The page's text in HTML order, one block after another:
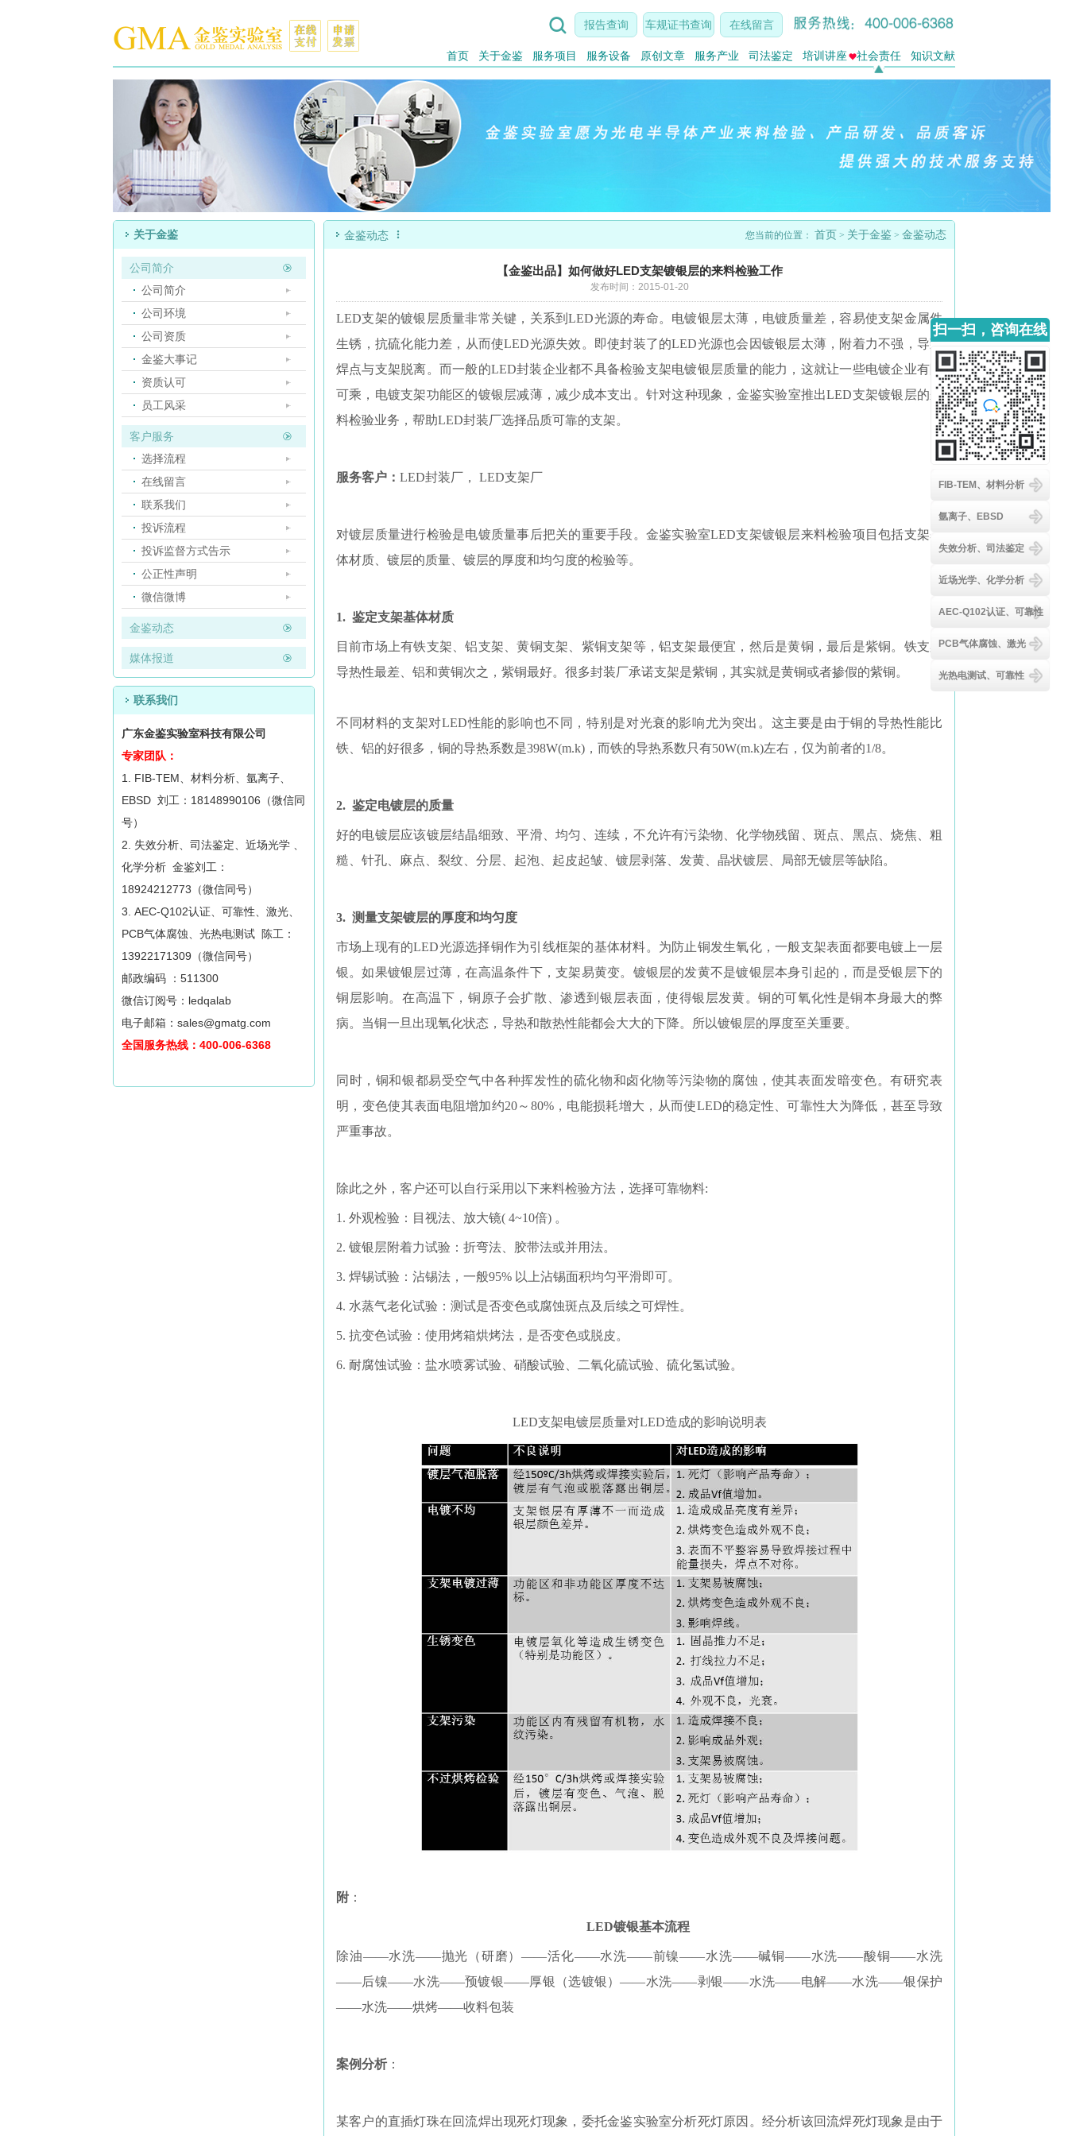
在线留言
车规证书查询
报告查询

首页 关于金鉴 服务项目 服务设备 原创文章 服务产业 司法鉴定 培训讲座 社会责任 知识文献
关于金鉴
公司简介
公司简介
公司环境
公司资质
金鉴大事记
资质认可
员工风采
客户服务
选择流程
在线留言
联系我们
投诉流程
投诉监督方式告示
公正性声明
微信微博
金鉴动态
媒体报道
联系我们
广东金鉴实验室科技有限公司
专家团队：
1. FIB-TEM、材料分析、氩离子、
EBSD 刘工：18148990106（微信同
号）
2. 失效分析、司法鉴定、近场光学 、
化学分析 金鉴刘工：
18924212773（微信同号）
3. AEC-Q102认证、可靠性、激光、
PCB气体腐蚀、光热电测试 陈工：
13922171309（微信同号）
邮政编码 ：511300
微信订阅号：ledqalab
电子邮箱：sales@gmatg.com
全国服务热线：400-006-6368
金鉴动态  您当前的位置： 首页 > 关于金鉴 > 金鉴动态
【金鉴出品】如何做好LED支架镀银层的来料检验工作
发布时间：2015-01-20
LED支架的镀银层质量非常关键，关系到LED光源的寿命。电镀银层太薄，电镀质量差，容易使支架金属件
生锈，抗硫化能力差，从而使LED光源失效。即使封装了的LED光源也会因镀银层太薄，附着力不强，导致
焊点与支架脱离。而一般的LED封装企业都不具备检验支架电镀银层质量的能力，这就让一些电镀企业有隙
可乘，电镀支架功能区的镀银层减薄，减少成本支出。针对这种现象，金鉴实验室推出LED支架镀银层的来
料检验业务，帮助LED封装厂选择品质可靠的支架。
服务客户： LED封装厂， LED支架厂
对镀层质量进行检验是电镀质量事后把关的重要手段。金鉴实验室LED支架镀银层来料检验项目包括支架基
体材质、镀层的质量、镀层的厚度和均匀度的检验等。
1. 鉴定支架基体材质
目前市场上有铁支架、铝支架、黄铜支架、紫铜支架等，铝支架最便宜，然后是黄铜，最后是紫铜。铁支架
导热性最差、铝和黄铜次之，紫铜最好。很多封装厂承诺支架是紫铜，其实就是黄铜或者掺假的紫铜。
不同材料的支架对LED性能的影响也不同，特别是对光衰的影响尤为突出。这主要是由于铜的导热性能比
铁、铝的好很多，铜的导热系数是398W(m.k)，而铁的导热系数只有50W(m.k)左右，仅为前者的1/8。
2. 鉴定电镀层的质量
好的电镀层应该镀层结晶细致、平滑、均匀、连续，不允许有污染物、化学物残留、斑点、黑点、烧焦、粗
糙、针孔、麻点、裂纹、分层、起泡、起皮起皱、镀层剥落、发黄、晶状镀层、局部无镀层等缺陷。
3. 测量支架镀层的厚度和均匀度
市场上现有的LED光源选择铜作为引线框架的基体材料。为防止铜发生氧化，一般支架表面都要电镀上一层
银。如果镀银层过薄，在高温条件下，支架易黄变。镀银层的发黄不是镀银层本身引起的，而是受银层下的
铜层影响。在高温下，铜原子会扩散、渗透到银层表面，使得银层发黄。铜的可氧化性是铜本身最大的弊
病。当铜一旦出现氧化状态，导热和散热性能都会大大的下降。所以镀银层的厚度至关重要。
同时，铜和银都易受空气中各种挥发性的硫化物和卤化物等污染物的腐蚀，使其表面发暗变色。有研究表
明，变色使其表面电阻增加约20～80%，电能损耗增大，从而使LED的稳定性、可靠性大为降低，甚至导致
严重事故。
除此之外，客户还可以自行采用以下来料检验方法，选择可靠物料:
1. 外观检验：目视法、放大镜( 4~10倍) 。
2. 镀银层附着力试验：折弯法、胶带法或并用法。
3. 焊锡试验：沾锡法，一般95% 以上沾锡面积均匀平滑即可。
4. 水蒸气老化试验：测试是否变色或腐蚀斑点及后续之可焊性。
5. 抗变色试验：使用烤箱烘烤法，是否变色或脱皮。
6. 耐腐蚀试验：盐水喷雾试验、硝酸试验、二氧化硫试验、硫化氢试验。
LED支架电镀层质量对LED造成的影响说明表
附 ：
LED镀银基本流程
除油——水洗——抛光（研磨）——活化——水洗——前镍——水洗——碱铜——水洗——酸铜——水洗
——后镍——水洗——预镀银——厚银（选镀银）——水洗——剥银——水洗——电解——水洗——银保护
——水洗——烘烤——收料包装
案例分析 ：
某客户的直插灯珠在回流焊出现死灯现象，委托金鉴实验室分析死灯原因。经分析该回流焊死灯现象是由于
扫一扫，咨询在线
客服
FIB-TEM、材料分析
氩离子、EBSD
失效分析、司法鉴定
近场光学、化学分析
AEC-Q102认证、可靠性
PCB气体腐蚀、激光
光热电测试、可靠性